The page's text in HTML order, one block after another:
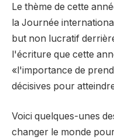
Le thème de cette
la Journée
but non lucratif
l'écriture que cette
«l'importance de
décisives pour
Voici quelques-unes
changer le monde